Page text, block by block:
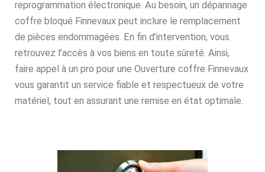
reprogrammation électronique. Au besoin, un dépannage
coffre bloqué Finnevaux peut inclure le remplacement
de pièces endommagées. En fin d’intervention, vous
retrouvez l’accès à vos biens en toute sûreté. Ainsi,
faire appel à un pro pour une Ouverture coffre Finnevaux
vous garantit un service fiable et respectueux de votre
matériel, tout en assurant une remise en état optimale.